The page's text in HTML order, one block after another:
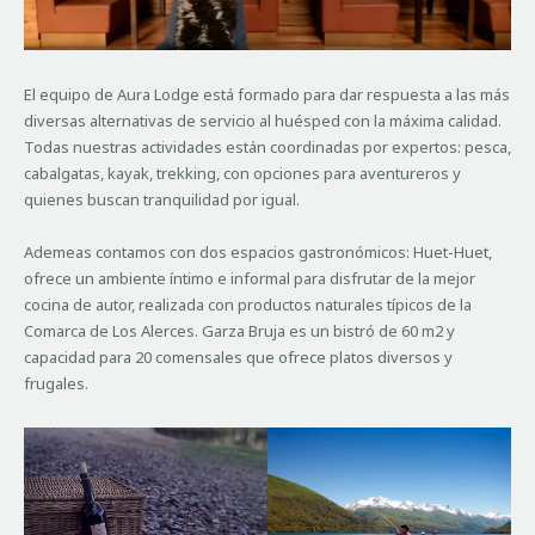
El equipo de Aura Lodge está formado para dar respuesta a las más
diversas alternativas de servicio al huésped con la máxima calidad.
Todas nuestras actividades están coordinadas por expertos: pesca,
cabalgatas, kayak, trekking, con opciones para aventureros y
quienes buscan tranquilidad por igual.
Ademeas contamos con dos espacios gastronómicos: Huet-Huet,
ofrece un ambiente íntimo e informal para disfrutar de la mejor
cocina de autor, realizada con productos naturales típicos de la
Comarca de Los Alerces. Garza Bruja es un bistró de 60 m2 y
capacidad para 20 comensales que ofrece platos diversos y
frugales.